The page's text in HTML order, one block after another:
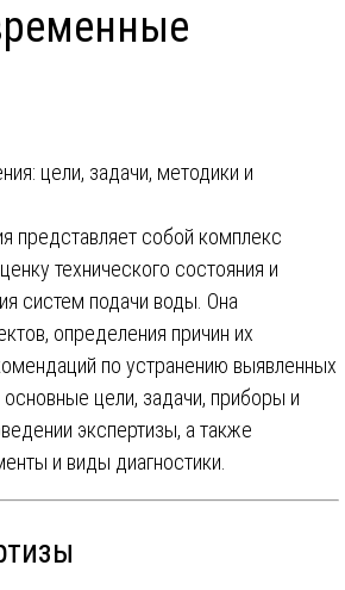
представляет собой комплекс
технического состояния и
систем подачи воды. Она
определения причин их
по устранению выявленных
цели, задачи, приборы и
экспертизы, а также
и виды диагностики.